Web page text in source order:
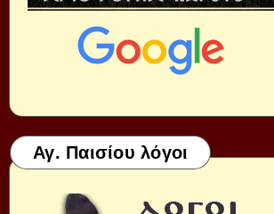
Αγ. Παισίου λόγοι